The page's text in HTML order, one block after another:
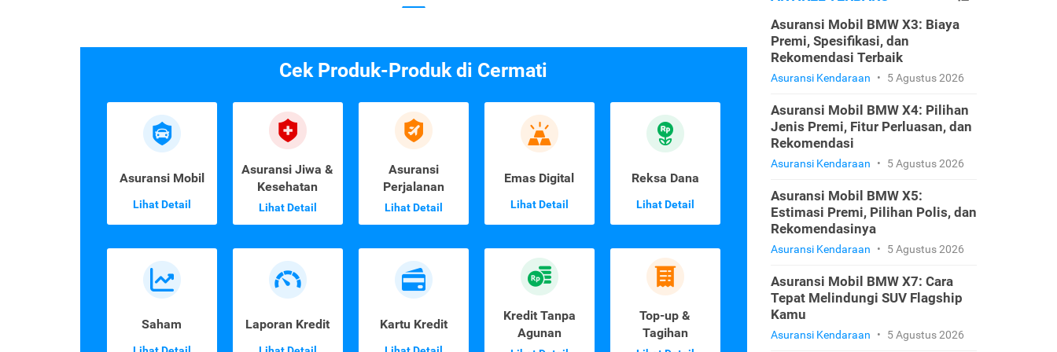
Cek Produk-Produk di Cermati
Asuransi Mobil
Lihat Detail
Asuransi Jiwa &
Kesehatan
Lihat Detail
Asuransi
Perjalanan
Lihat Detail
Emas Digital
Lihat Detail
Reksa Dana
Lihat Detail
Saham Laporan Kredit Kartu Kredit
Kredit Tanpa
Agunan
Top-up &
Tagihan
Asuransi Mobil BMW X3: Biaya
Premi, Spesifikasi, dan
Rekomendasi Terbaik
Asuransi Kendaraan • 5 Agustus 2026
Asuransi Mobil BMW X4: Pilihan
Jenis Premi, Fitur Perluasan, dan
Rekomendasi
Asuransi Kendaraan • 5 Agustus 2026
Asuransi Mobil BMW X5:
Estimasi Premi, Pilihan Polis, dan
Rekomendasinya
Asuransi Kendaraan • 5 Agustus 2026
Asuransi Mobil BMW X7: Cara
Tepat Melindungi SUV Flagship
Kamu
Asuransi Kendaraan • 5 Agustus 2026